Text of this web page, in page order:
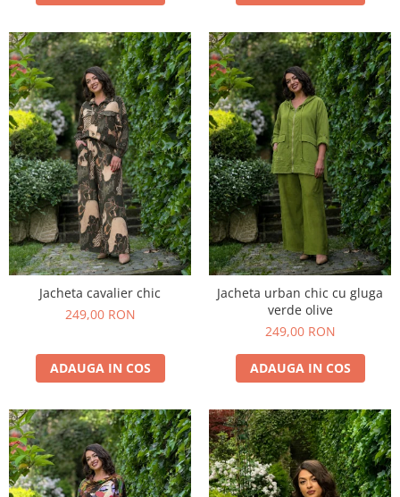
Jacheta cavalier chic
249,00 RON
ADAUGA IN COS
Jacheta urban chic cu gluga
verde olive
249,00 RON
ADAUGA IN COS